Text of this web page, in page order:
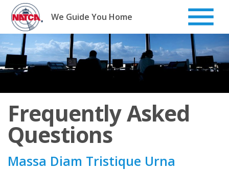
Skip
content
We Guide You Home
Frequently Asked
Questions
Massa Diam Tristique Urna